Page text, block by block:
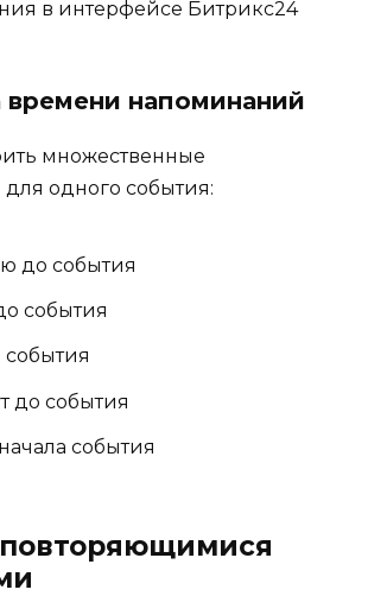
в интерфейсе Битрикс24
времени напоминаний
множественные
одного события:
до события
события
события
до события
события
повторяющимися